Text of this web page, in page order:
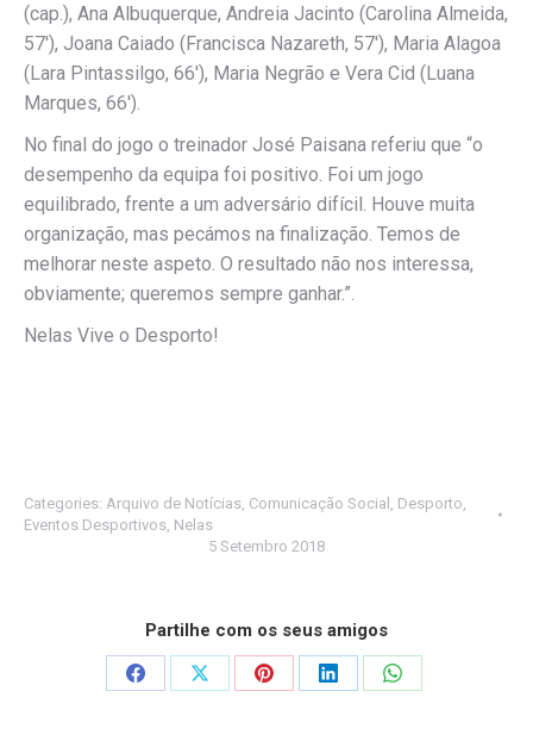
(cap.), Ana Albuquerque, Andreia Jacinto (Carolina Almeida,
57′), Joana Caiado (Francisca Nazareth, 57′), Maria Alagoa
(Lara Pintassilgo, 66′), Maria Negrão e Vera Cid (Luana
Marques, 66′).
No final do jogo o treinador José Paisana referiu que “o
desempenho da equipa foi positivo. Foi um jogo
equilibrado, frente a um adversário difícil. Houve muita
organização, mas pecámos na finalização. Temos de
melhorar neste aspeto. O resultado não nos interessa,
obviamente; queremos sempre ganhar.”.
Nelas Vive o Desporto!
Categories: Arquivo de Notícias Comunicação Social Desporto
Eventos Desportivos Nelas
5 Setembro 2018
Partilhe com os seus amigos
Share
Share
Share
Share
Share